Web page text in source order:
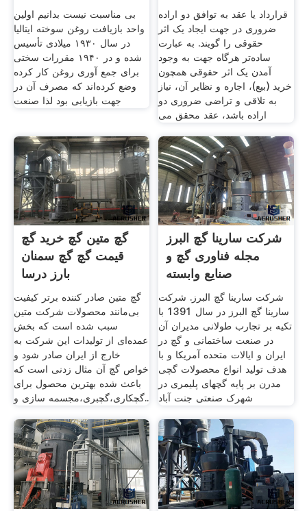
بی مناسبت نیست بدانیم اولین
واحد بازیافت روغن سوخته ایتالیا
در سال ۱۹۳۰ میلادی تأسیس
شده و در ۱۹۴۰ مقررات سختی
برای جمع آوری روغن کار کرده
وضع کرده‌اند که مصرف آن در
جهت بازیابی بود لذا صنعت
قرارداد یا عقد به توافق دو اراده
ضروری در جهت ایجاد یک اثر
حقوقی را گویند. به عبارت
ساده‌تر هرگاه جهت به وجود
آمدن یک اثر حقوقی همچون
خرید (بیع)، اجاره و نظایر آن، نیاز
به تلاقی و تراضی ضروری دو
اراده باشد، عقد محقق می
گچ متین گچ خرید گچ
قیمت گچ گچ سمنان
بارز درسا
گچ متین صادر کننده برتر کیفیت
بی‌مانند محصولات شرکت متین
سبب شده است که بخش
عمده‌ای از تولیدات این شرکت به
خارج از ایران صادر شود و
خواص گچ آن مثال زدنی است که
باعث شده بهترین محصول برای
گچکاری،گچبری،مجسمه سازی و..
شرکت سارینا گچ البرز
مجله فناوری گچ و
صنایع وابسته
شرکت سارینا گچ البرز. شرکت
سارینا گچ البرز در سال 1391 با
تکیه بر تجارب طولانی مدیران آن
در صنعت ساختمانی و گچ در
ایران و ایالات متحده آمریکا و با
هدف تولید انواع محصولات گچی
مدرن بر پایه گچهای پلیمری در
شهرک صنعتی جنت آباد